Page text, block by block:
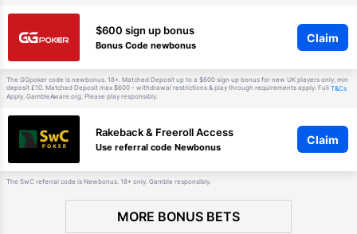
$600 sign up bonus
Bonus Code newbonus
Claim
The GGpoker code is newbonus. 18+. Matched Deposit up to a $600 sign up bonus for new UK players only, min
deposit £10. Matched Deposit max $600 - withdrawal restrictions & play through requirements apply. Full T&Cs
Apply. GambleAware.org. Please play responsibly.
Rakeback & Freeroll Access
Use referral code Newbonus
Claim
The SwC referral code is Newbonus. 18+ only. Gamble responsibly.
MORE BONUS BETS